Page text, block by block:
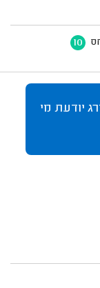
10
יודעת מי